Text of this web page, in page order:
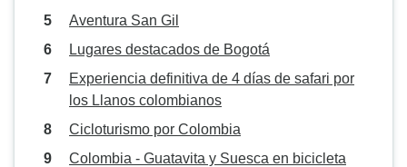
Aventura San Gil
Lugares destacados de Bogotá
Experiencia definitiva de 4 días de safari por
los Llanos colombianos
Cicloturismo por Colombia
Colombia - Guatavita y Suesca en bicicleta